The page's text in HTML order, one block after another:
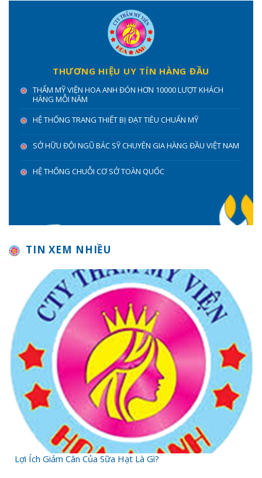
THƯƠNG HIỆU UY TÍN HÀNG ĐẦU
THẨM MỸ VIỆN HOA ANH ĐÓN HƠN 10000 LƯỢT KHÁCH
HÀNG MỖI NĂM
HỆ THỐNG TRANG THIẾT BỊ ĐẠT TIÊU CHUẨN MỸ
SỞ HỮU ĐỘI NGŨ BÁC SỸ CHUYÊN GIA HÀNG ĐẦU VIỆT NAM
HỆ THỐNG CHUỖI CƠ SỞ TOÀN QUỐC
TIN XEM NHIỀU
Lợi Ích Giảm Cân Của Sữa Hạt Là Gì?